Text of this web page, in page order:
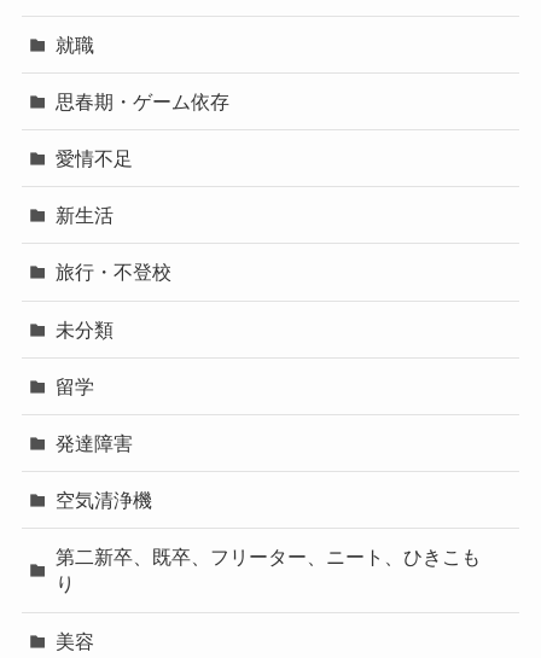
就職
思春期・ゲーム依存
愛情不足
新生活
旅行・不登校
未分類
留学
発達障害
空気清浄機
第二新卒、既卒、フリーター、ニート、ひきこも
り
美容